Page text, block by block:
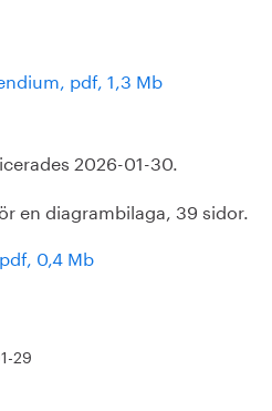
pdf, 1,3 Mb
2026-01-30.
en diagrambilaga, 39 sidor.
0,4 Mb
29